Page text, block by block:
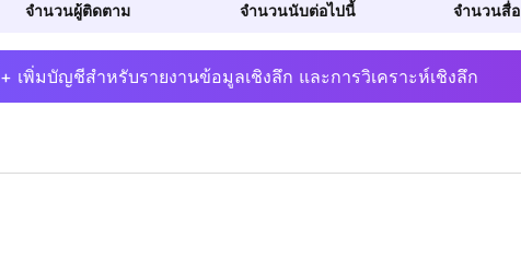
จำนวนผู้ติดตาม จำนวนนับต่อไปนี้ จำนวนสื่อ
+ เพิ่มบัญชีสำหรับรายงานข้อมูลเชิงลึก และการวิเคราะห์เชิงลึก